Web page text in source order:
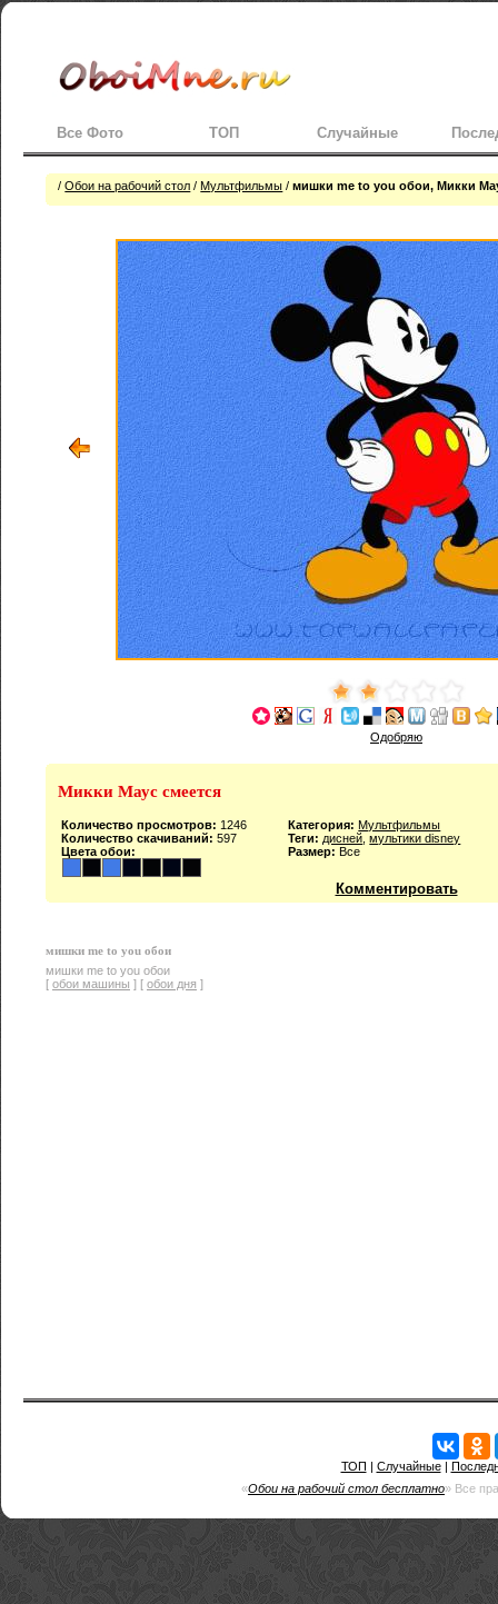
Все Фото ТОП Случайные
/Обои на рабочий стол / Мультфильмы /мишки me to you обои, Микки
Одобряю
Микки Маус смеется
Количество просмотров: 1246
Количество скачиваний: 597
Цвета обои:
Категория: Мультфильмы
Теги: дисней ,мультики disney
Размер: Все
Комментировать
мишки me to you обои
мишки me to you обои
[ обои машины ] [ обои дня ]
ТОП | Случайные|
«Обои на рабочий стол бесплатно» Все